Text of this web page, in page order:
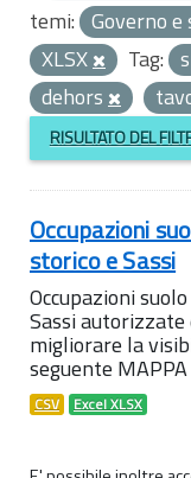
temi: Governo
XLSX
Tag:
dehors
RISULTATO DEL
Occupazioni
storico e Sassi
Occupazioni
Sassi
migliorare la
seguente
CSV Excel XLSX